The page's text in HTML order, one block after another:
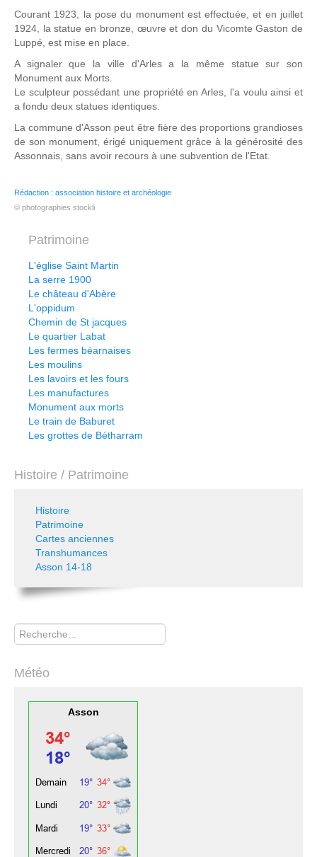
Courant 1923, la pose du monument est effectuée, et en juillet
1924, la statue en bronze, œuvre et don du Vicomte Gaston de
Luppé, est mise en place.
A signaler que la ville d'Arles a la même statue sur son
Monument aux Morts.
Le sculpteur possédant une propriété en Arles, l'a voulu ainsi et
a fondu deux statues identiques.
La commune d'Asson peut être fière des proportions grandioses
de son monument, érigé uniquement grâce à la générosité des
Assonnais, sans avoir recours à une subvention de l'Etat.
Rédaction : association histoire et archéologie
© photographies stockli
Patrimoine
L'église Saint Martin
La serre 1900
Le château d'Abère
L'oppidum
Chemin de St jacques
Le quartier Labat
Les fermes béarnaises
Les moulins
Les lavoirs et les fours
Les manufactures
Monument aux morts
Le train de Baburet
Les grottes de Bétharram
Histoire / Patrimoine
Histoire
Patrimoine
Cartes anciennes
Transhumances
Asson 14-18
Rechercher
Météo
Asson